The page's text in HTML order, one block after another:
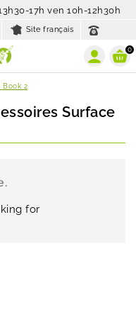
17h ven 10h-12h30h
Site français
0
Book 2
Surface
for